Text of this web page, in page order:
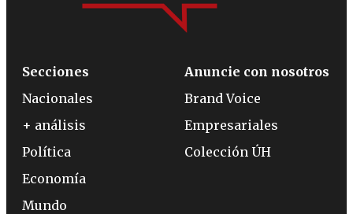
Secciones
Nacionales
+ análisis
Política
Economía
Mundo
Anuncie con nosotros
Brand Voice
Empresariales
Colección ÚH